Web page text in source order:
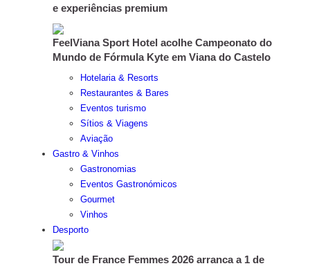
e experiências premium
FeelViana Sport Hotel acolhe Campeonato do
Mundo de Fórmula Kyte em Viana do Castelo
Hotelaria & Resorts
Restaurantes & Bares
Eventos turismo
Sítios & Viagens
Aviação
Gastro & Vinhos
Gastronomias
Eventos Gastronómicos
Gourmet
Vinhos
Desporto
Tour de France Femmes 2026 arranca a 1 de